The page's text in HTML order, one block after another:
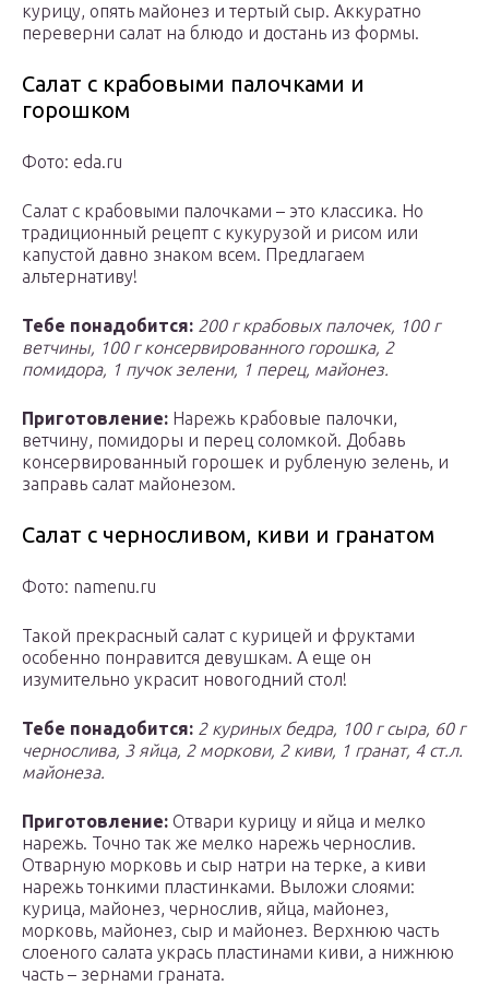
курицу, опять майонез и тертый сыр. Аккуратно
переверни салат на блюдо и достань из формы.
Салат с крабовыми палочками и
горошком
Фото: eda.ru
Салат с крабовыми палочками – это классика. Но
традиционный рецепт с кукурузой и рисом или
капустой давно знаком всем. Предлагаем
альтернативу!
Тебе понадобится: 200 г крабовых палочек, 100 г
ветчины, 100 г консервированного горошка, 2
помидора, 1 пучок зелени, 1 перец, майонез.
Приготовление: Нарежь крабовые палочки,
ветчину, помидоры и перец соломкой. Добавь
консервированный горошек и рубленую зелень, и
заправь салат майонезом.
Салат с черносливом, киви и гранатом
Фото: namenu.ru
Такой прекрасный салат с курицей и фруктами
особенно понравится девушкам. А еще он
изумительно украсит новогодний стол!
Тебе понадобится: 2 куриных бедра, 100 г сыра, 60 г
чернослива, 3 яйца, 2 моркови, 2 киви, 1 гранат, 4 ст.л.
майонеза.
Приготовление: Отвари курицу и яйца и мелко
нарежь. Точно так же мелко нарежь чернослив.
Отварную морковь и сыр натри на терке, а киви
нарежь тонкими пластинками. Выложи слоями:
курица, майонез, чернослив, яйца, майонез,
морковь, майонез, сыр и майонез. Верхнюю часть
слоеного салата укрась пластинами киви, а нижнюю
часть – зернами граната.